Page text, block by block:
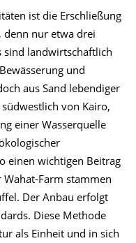
ist die Erschließung
denn nur etwa drei
sind landwirtschaftlich
und
aus Sand lebendiger
von Kairo,
einer Wasserquelle
einen wichtigen Beitrag
Farm stammen
Der Anbau erfolgt
Diese Methode
als Einheit und in sich